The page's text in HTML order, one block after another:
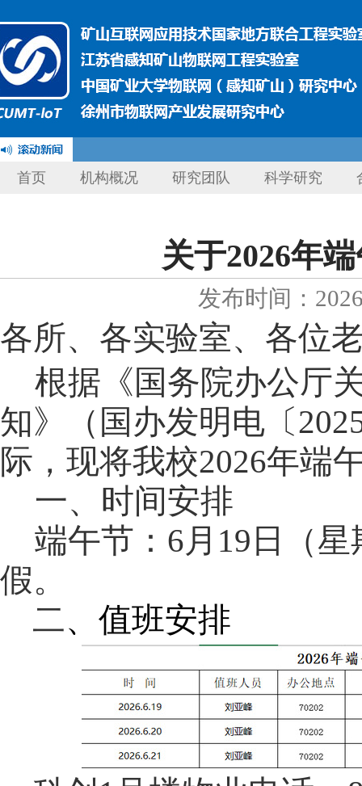
首页 机构概况 研究团队 科学研究
关于2026年
发布时间：
各所、各实验室、各位
根据《国务院办公厅
知》（国办发明电〔
际，现将我校2026年端
一、时间安排
端午节：6月19日（
假。
二、值班安排